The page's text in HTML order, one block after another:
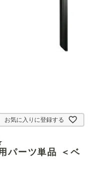
お気に入りに登録する
パーツ単品 ＜ベ